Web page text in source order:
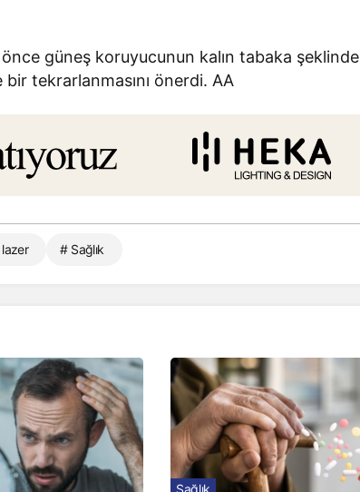
güneş koruyucunun kalın tabaka şeklinde
tekrarlanmasını önerdi. AA
# Sağlık
Sağlık